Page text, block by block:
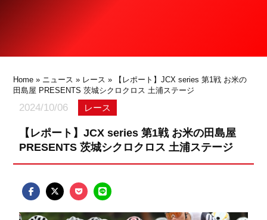
Home » ニュース » レース » 【レポート】JCX series 第1戦 お米の
田島屋 PRESENTS 茨城シクロクロス 土浦ステージ
2024/10/06 レース
【レポート】JCX series 第1戦 お米の田島屋
PRESENTS 茨城シクロクロス 土浦ステージ